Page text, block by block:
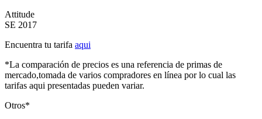
Attitude
SE 2017
Encuentra tu tarifa aqui
*La comparación de precios es una referencia de primas de
mercado,tomada de varios compradores en línea por lo cual las
tarifas aqui presentadas pueden variar.
Otros*